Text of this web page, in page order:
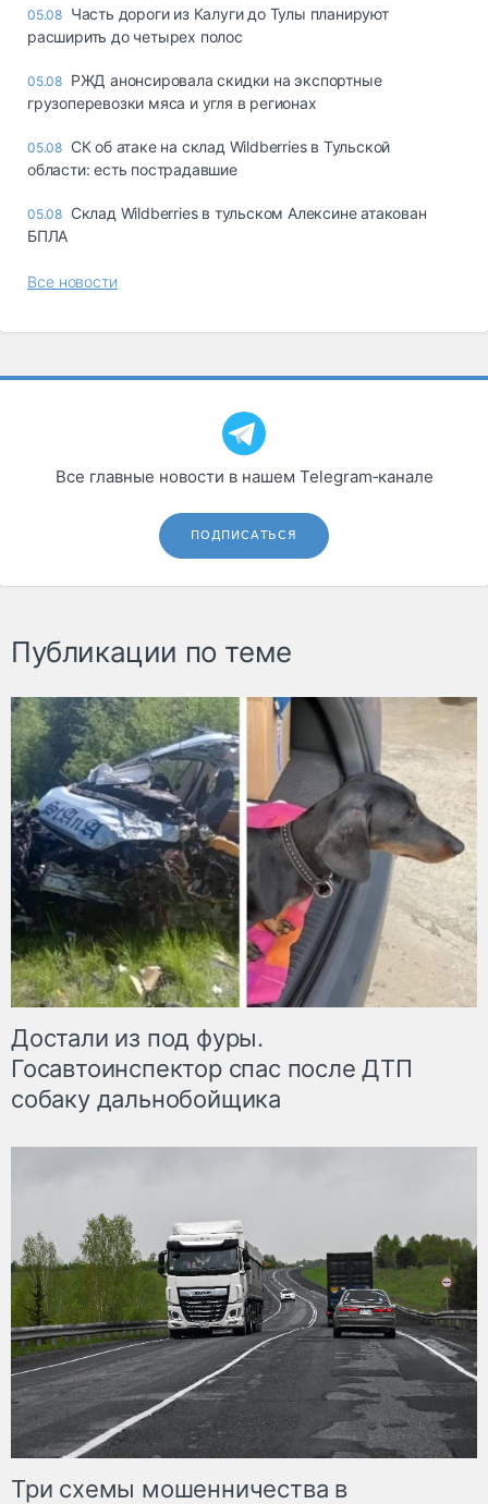
05.08 Часть дороги из Калуги до Тулы планируют
расширить до четырех полос
05.08 РЖД анонсировала скидки на экспортные
грузоперевозки мяса и угля в регионах
05.08 СК об атаке на склад Wildberries в Тульской
области: есть пострадавшие
05.08 Склад Wildberries в тульском Алексине атакован
БПЛА
Все новости
Все главные новости в нашем Telegram‑канале
ПОДПИСАТЬСЯ
Публикации по теме
Достали из под фуры.
Госавтоинспектор спас после ДТП
собаку дальнобойщика
Три схемы мошенничества в